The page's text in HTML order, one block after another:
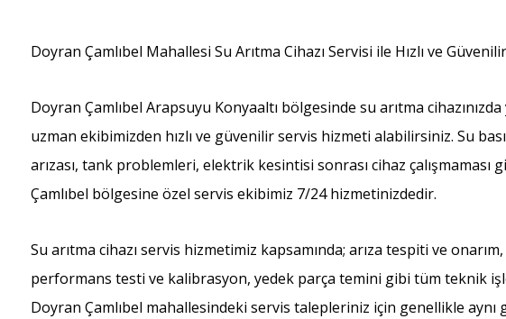
Doyran Çamlıbel Mahallesi Su Arıtma Cihazı Servisi ile Hızlı ve
Doyran Çamlıbel Arapsuyu Konyaaltı bölgesinde su arıtma
uzman ekibimizden hızlı ve güvenilir servis hizmeti alabilirsiniz. Su
arızası, tank problemleri, elektrik kesintisi sonrası cihaz çalışmaması
Çamlıbel bölgesine özel servis ekibimiz 7/24 hizmetinizdedir.
Su arıtma cihazı servis hizmetimiz kapsamında; arıza tespiti ve
performans testi ve kalibrasyon, yedek parça temini gibi tüm teknik
Doyran Çamlıbel mahallesindeki servis talepleriniz için genellikle